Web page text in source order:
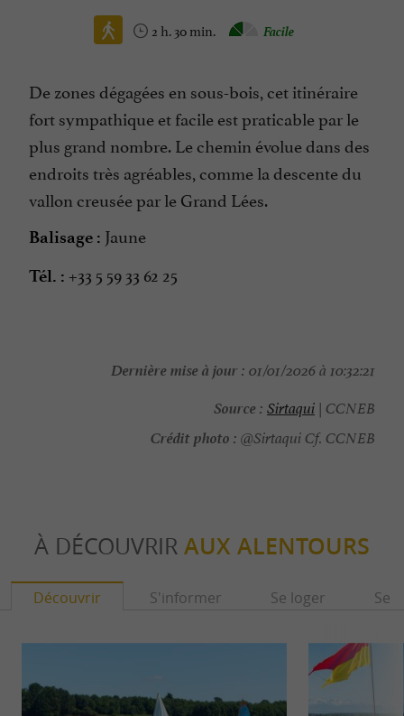
2 h. 30 min. Facile
De zones dégagées en sous-bois, cet itinéraire
fort sympathique et facile est praticable par le
plus grand nombre. Le chemin évolue dans des
endroits très agréables, comme la descente du
vallon creusée par le Grand Lées.
Balisage : Jaune
Tél. : +33 5 59 33 62 25
Dernière mise à jour : 01/01/2026 à 10:32:21
Source : Sirtaqui | CCNEB
Crédit photo : @Sirtaqui Cf. CCNEB
À DÉCOUVRIR AUX ALENTOURS
Découvrir S'informer Se loger Se